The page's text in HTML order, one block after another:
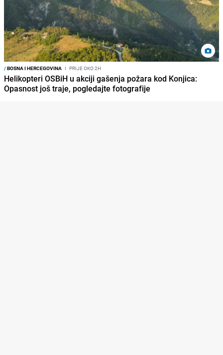
/BOSNA I HERCEGOVINA I PRIJE OKO 2H
Helikopteri OSBiH u akciji gašenja požara kod Konjica:
Opasnost još traje, pogledajte fotografije